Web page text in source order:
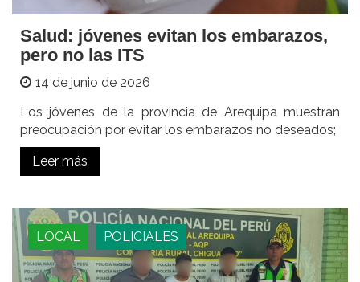
Salud: jóvenes evitan los embarazos,
pero no las ITS
14 de junio de 2026
Los jóvenes de la provincia de Arequipa muestran
preocupación por evitar los embarazos no deseados;
Leer más
LOCAL POLICIALES